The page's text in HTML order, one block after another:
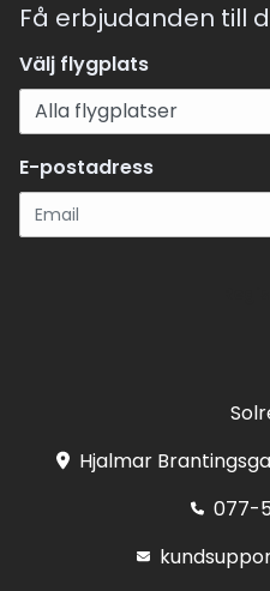
Få erbjudanden till
Välj flygplats
E-postadress
Hjalmar
077-